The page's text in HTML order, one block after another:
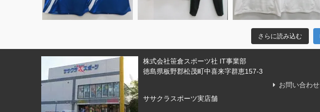
さらに読み込む
株式会社笹倉スポーツ社 IT事業部
徳島県板野郡松茂町中喜来字群恵157-3
お問い合わせ
ササクラスポーツ実店舗